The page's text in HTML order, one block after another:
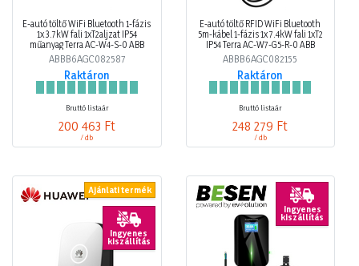
E-autó töltő WiFi Bluetooth 1-fázis
1x 3.7kW fali 1xT2aljzat IP54
műanyag Terra AC-W4-S-0 ABB
ABBB6AGC082587
Raktáron
Bruttó listaár
200 463 Ft
/ db
E-autó töltő RFID WiFi Bluetooth
5m-kábel 1-fázis 1x 7.4kW fali 1xT2
IP54 Terra AC-W7-G5-R-0 ABB
ABBB6AGC082155
Raktáron
Bruttó listaár
248 279 Ft
/ db
Ajánlati termék
Ingyenes
kiszállítás
Ingyenes
kiszállítás